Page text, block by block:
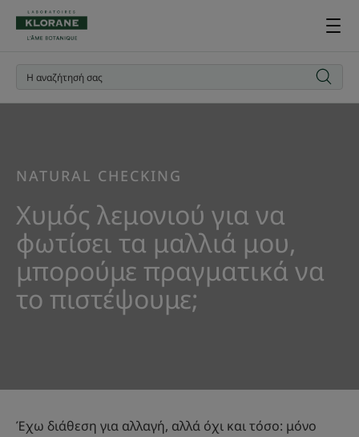
NATURAL CHECKING
Χυμός λεμονιού για να
φωτίσει τα μαλλιά μου,
μπορούμε πραγματικά να
το πιστέψουμε;
Έχω διάθεση για αλλαγή, αλλά όχι και τόσο: μόνο